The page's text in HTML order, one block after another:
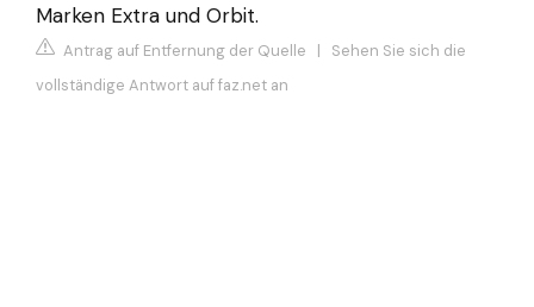
Marken Extra und Orbit.
Antrag auf Entfernung der Quelle | Sehen Sie sich die
vollständige Antwort auf faz.net an